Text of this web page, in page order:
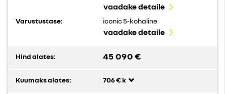
vaadake detaile
Varustustase: iconic 5-kohaline
vaadake detaile
Hind alates: 45 090 €
Kuumaks alates: 706 € k